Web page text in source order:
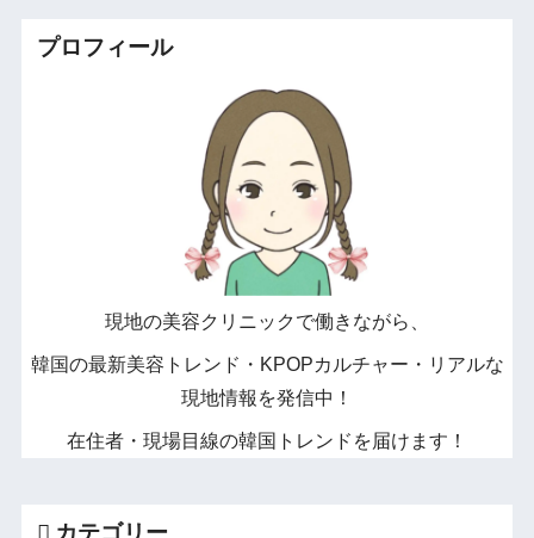
プロフィール
現地の美容クリニックで働きながら、
韓国の最新美容トレンド・KPOPカルチャー・リアルな
現地情報を発信中！
在住者・現場目線の韓国トレンドを届けます！
カテゴリー